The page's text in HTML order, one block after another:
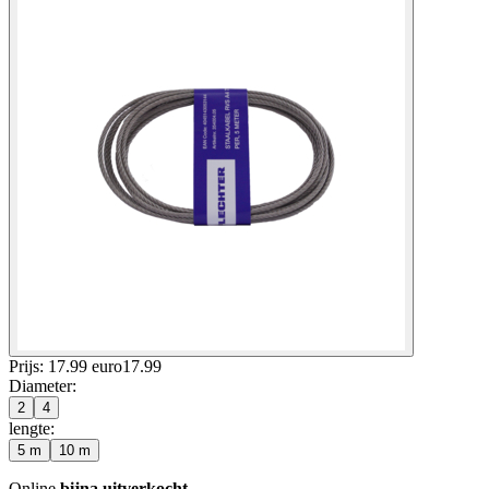
Prijs: 17.99 euro17.99
Diameter:
2 4
lengte:
5 m 10 m